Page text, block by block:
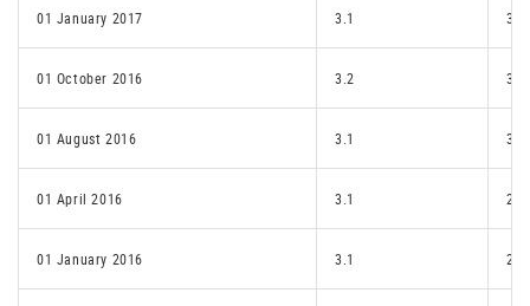
01 January 2017 3.1 3.1
01 October 2016 3.2 3.1
01 August 2016 3.1 3.1
01 April 2016 3.1 2.2
01 January 2016 3.1 2.2